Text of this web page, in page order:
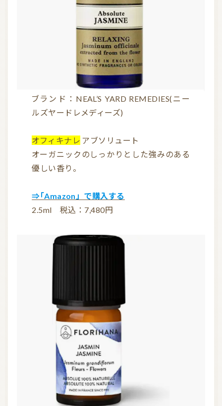
ブランド：NEAL’S YARD REMEDIES(ニー
ルズヤードレメディーズ)
オフィキナレ アブソリュート
オーガニックのしっかりとした強みのある
優しい香り。
⇒「Amazon」で購入する
2.5ml 税込：7,480円